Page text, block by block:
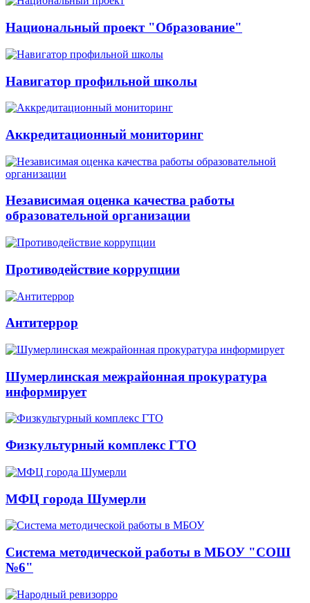
Национальный проект "Образование"
Навигатор профильной школы
Аккредитационный мониторинг
Независимая оценка качества работы
образовательной организации
Противодействие коррупции
Антитеррор
Шумерлинская межрайонная прокуратура
информирует
Физкультурный комплекс ГТО
МФЦ города Шумерли
Система методической работы в МБОУ "СОШ
№6"